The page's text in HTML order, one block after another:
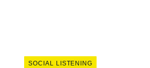
SOCIAL LISTENING